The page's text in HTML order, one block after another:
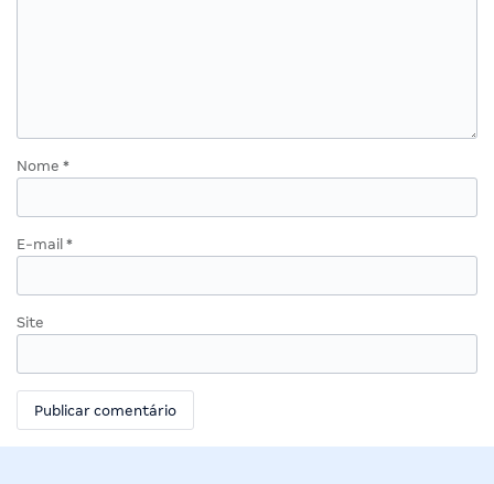
Nome *
E-mail *
Site